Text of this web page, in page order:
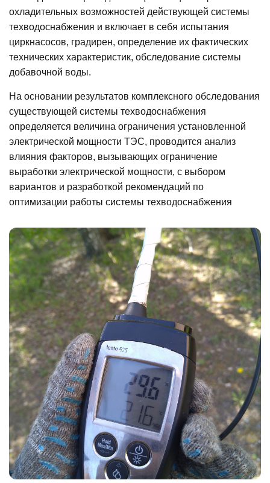
охладительных возможностей действующей системы
техводоснабжения и включает в себя испытания
циркнасосов, градирен, определение их фактических
технических характеристик, обследование системы
добавочной воды.
На основании результатов комплексного обследования
существующей системы техводоснабжения
определяется величина ограничения установленной
электрической мощности ТЭС, проводится анализ
влияния факторов, вызывающих ограничение
выработки электрической мощности, с выбором
вариантов и разработкой рекомендаций по
оптимизации работы системы техводоснабжения